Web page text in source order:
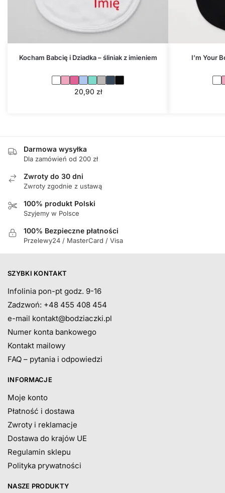
Kocham Babcię i Dziadka – śliniak z imieniem
20,90 zł
I’m Your
Darmowa wysyłka
Dla zamówień od 200 zł
Zwroty do 30 dni
Zwroty zgodnie z ustawą
100% produkt Polski
Szyjemy w Polsce
100% Bezpieczne płatności
Przelewy24 / MasterCard / Visa
SZYBKI KONTAKT
Infolinia pon-pt godz. 9-16
Zadzwoń: +48 455 408 454
e-mail kontakt@bodziaczki.pl
Numer konta bankowego
Kontakt mailowy
FAQ – pytania i odpowiedzi
INFORMACJE
Moje konto
Płatność i dostawa
Zwroty i reklamacje
Dostawa do krajów UE
Regulamin sklepu
Polityka prywatności
NASZE PRODUKTY